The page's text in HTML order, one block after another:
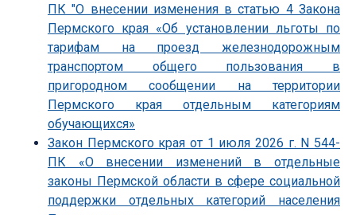
ПК "О внесении изменения в статью 4 Закона
Пермского края «Об установлении льготы по
тарифам на проезд железнодорожным
транспортом общего пользования в
пригородном сообщении на территории
Пермского края отдельным категориям
обучающихся»
Закон Пермского края от 1 июля 2026 г. N 544-
ПК «О внесении изменений в отдельные
законы Пермской области в сфере социальной
поддержки отдельных категорий населения